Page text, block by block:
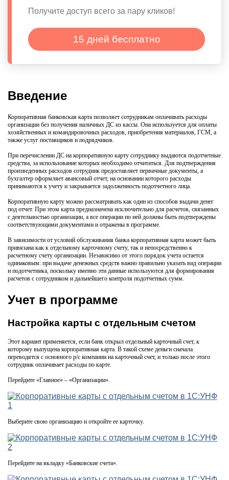
Получите доступ всего за пару кликов!
15 дней бесплатно
Введение
Корпоративная банковская карта позволяет сотрудникам оплачивать расходы
организации без получения наличных ДС из кассы. Она используется для оплаты
хозяйственных и командировочных расходов, приобретения материалов, ГСМ, а
также услуг поставщиков и подрядчиков.
При перечислении ДС на корпоративную карту сотруднику выдаются подотчетные
средства, за использование которых необходимо отчитаться. Для подтверждения
произведенных расходов сотрудник предоставляет первичные документы, а
бухгалтер оформляет авансовый отчет, на основании которого расходы
принимаются к учету и закрывается задолженность подотчетного лица.
Корпоративную карту можно рассматривать как один из способов выдачи денег
под отчет. При этом карта предназначена исключительно для расчетов, связанных
с деятельностью организации, а все операции по ней должны быть подтверждены
соответствующими документами и отражены в программе.
В зависимости от условий обслуживания банка корпоративная карта может быть
привязана как к отдельному карточному счету, так и непосредственно к
расчетному счету организации. Независимо от этого порядок учета остается
одинаковым: при выдаче денежных средств важно правильно указать вид операции
и подотчетника, поскольку именно эти данные используются для формирования
расчетов с сотрудником и дальнейшего контроля подотчетных сумм.
Учет в программе
Настройка карты с отдельным счетом
Этот вариант применяется, если банк открыл отдельный карточный счет, к
которому выпущена корпоративная карта. В такой схеме деньги сначала
переводятся с основного р/с компании на карточный счет, и только после этого
сотрудник оплачивает расходы по карте.
Перейдите «Главное» – «Организации».
Выберите свою организацию и откройте ее карточку.
Перейдите на вкладку «Банковские счета».